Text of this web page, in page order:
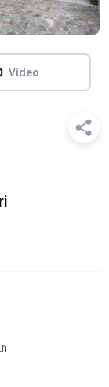
Video